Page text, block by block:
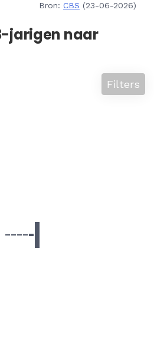
Bron: CBS (23-06-2026)
jarigen naar
Filters